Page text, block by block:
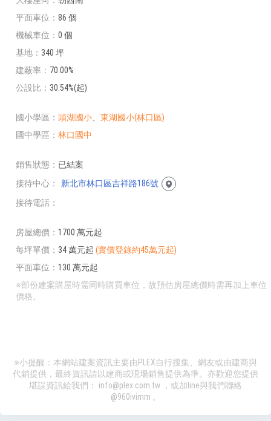
平面車位
86 個
機械車位
0 個
基地
340 坪
建蔽率
70.00%
公設比
30.54%(起)
國小學區 頭湖國小 、東湖國小(林口區)
國中學區
林口國中
銷售狀態
已結案
接待中心
新北市林口區吉祥路186號
接待電話
房屋總價
1700 萬元起
每坪單價
34 萬元起(實價登錄約45萬元起)
平面車位
130 萬元起
※部份建案購屋時需同時購買車位，故預估房屋總價時需再加上車位
價格。
※小提醒：本網站建案資訊主要由PLEX自行搜集、網友或由建商與
代銷提供，最終資訊請以建商或現場銷售提供為準。亦歡迎您提供
堪誤資訊給我們： info@plex.com.tw ，或加line與我們聯絡
@960ivimm 。